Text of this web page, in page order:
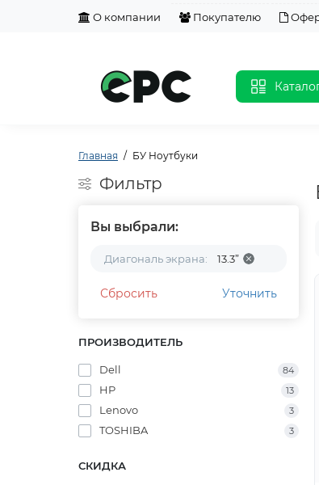
О компании Покупателю
Главная БУ Ноутбуки
Фильтр
Вы выбрали:
Диагональ экрана: 13.3”
Сбросить Уточнить
ПРОИЗВОДИТЕЛЬ
Dell 84
HP 13
Lenovo 3
TOSHIBA 3
СКИДКА